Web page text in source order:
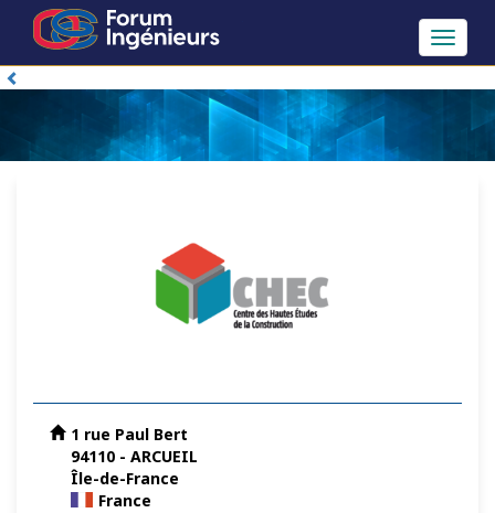
Toggle
1 rue Paul Bert
94110 - ARCUEIL
Île-de-France
France